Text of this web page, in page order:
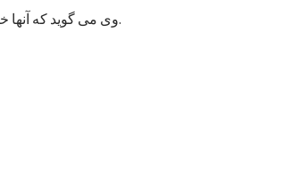
وی می گوید که آنها خواست های زندانیان را به مسئولان پایتخت انتقال داده اند و امیدوارند به این قضیه زودتر رسیدگی شود زیرا ممکن وضعیت بهداشتی شماری از زندانیان خراب شود.